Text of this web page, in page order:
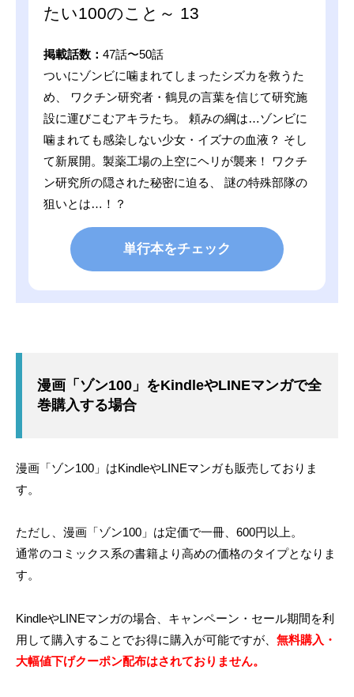
たい100のこと～ 13
掲載話数：47話〜50話
ついにゾンビに噛まれてしまったシズカを救うた
め、 ワクチン研究者・鶴見の言葉を信じて研究施
設に運びこむアキラたち。 頼みの綱は…ゾンビに
噛まれても感染しない少女・イズナの血液？ そし
て新展開。製薬工場の上空にヘリが襲来！ ワクチ
ン研究所の隠された秘密に迫る、 謎の特殊部隊の
狙いとは…！？
単行本をチェック
漫画「ゾン100」をKindleやLINEマンガで全
巻購入する場合
漫画「ゾン100」はKindleやLINEマンガも販売しておりま
す。
ただし、漫画「ゾン100」は定価で一冊、600円以上。
通常のコミックス系の書籍より高めの価格のタイプとなりま
す。
KindleやLINEマンガの場合、キャンペーン・セール期間を利
用して購入することでお得に購入が可能ですが、 無料購入・
大幅値下げクーポン配布はされておりません。